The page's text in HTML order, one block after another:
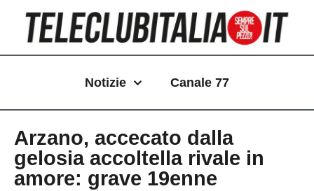
contenuto
Notizie Canale 77
Arzano, accecato dalla
gelosia accoltella rivale in
amore: grave 19enne